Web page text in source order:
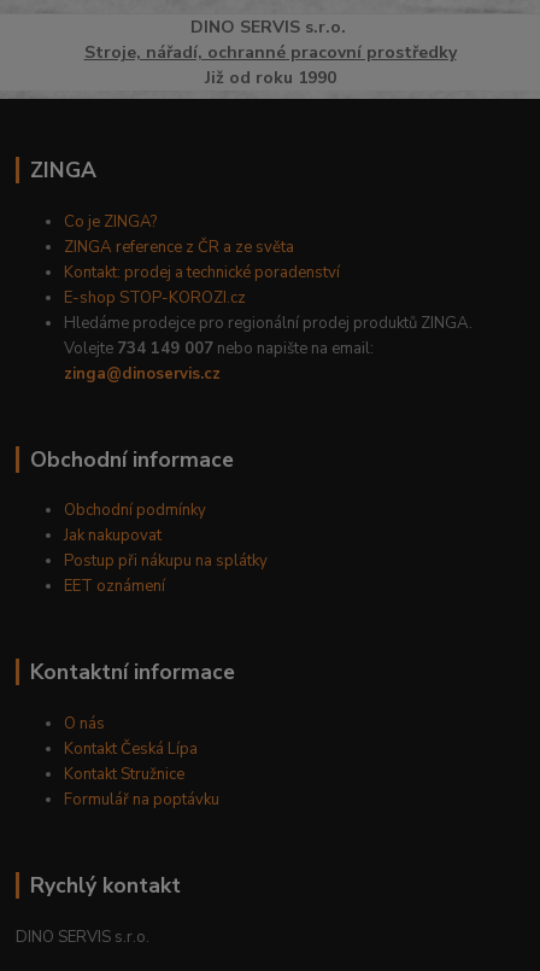
DINO SERVISs.r.o.
Stroje, nářadí, ochranné pracovní prostředky
Již od roku 1990
ZINGA
Co je ZINGA?
ZINGA reference z ČR a ze světa
Kontakt: prodej a technické poradenství
E-shop STOP-KOROZI.cz
Hledáme prodejce pro regionální prodej produktů ZINGA.
Volejte 734 149 007 nebo napište na email:
zinga@dinoservis.cz
Obchodní informace
Obchodní podmínky
Jak nakupovat
Postup při nákupu na splátky
EET oznámení
Kontaktní informace
O nás
Kontakt Česká Lípa
Kontakt Stružnice
Formulář na poptávku
Rychlý kontakt
DINO SERVIS s.r.o.